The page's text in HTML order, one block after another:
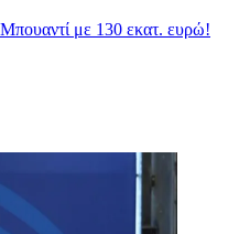
με 130 εκατ. ευρώ!